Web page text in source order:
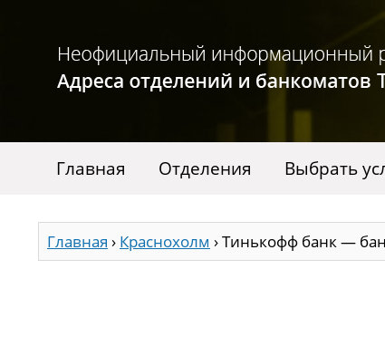
Главная Отделения Выбрать
Главная › Краснохолм ›Тинькофф банк —